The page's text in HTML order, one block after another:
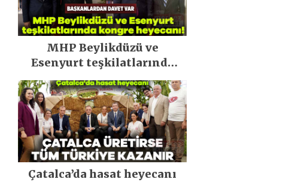
MHP Beylikdüzü ve
Esenyurt teşkilatlarında
kongre heyecanı!
Çatalca’da hasat heyecanı